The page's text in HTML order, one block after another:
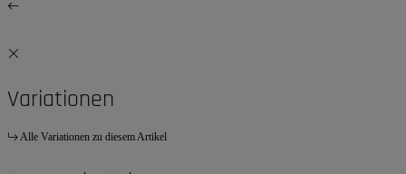
Variationen
Alle Variationen zu diesem Artikel